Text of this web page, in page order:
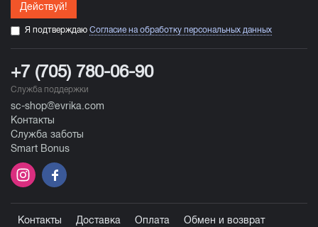
Действуй!
Я подтверждаю Согласие на обработку персональных данных
+7 (705) 780-06-90
Служба поддержки
sc-shop@evrika.com
Контакты
Служба заботы
Smart Bonus
Контакты Доставка Оплата Обмен и возврат